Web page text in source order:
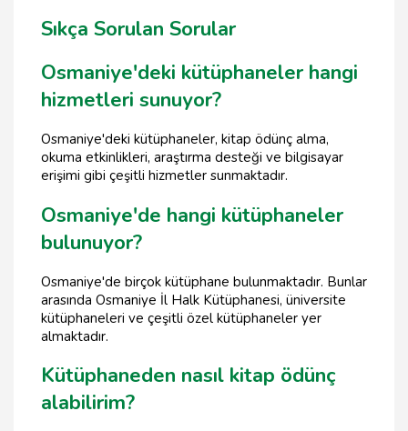
Sıkça Sorulan Sorular
Osmaniye'deki kütüphaneler hangi
hizmetleri sunuyor?
Osmaniye'deki kütüphaneler, kitap ödünç alma,
okuma etkinlikleri, araştırma desteği ve bilgisayar
erişimi gibi çeşitli hizmetler sunmaktadır.
Osmaniye'de hangi kütüphaneler
bulunuyor?
Osmaniye'de birçok kütüphane bulunmaktadır. Bunlar
arasında Osmaniye İl Halk Kütüphanesi, üniversite
kütüphaneleri ve çeşitli özel kütüphaneler yer
almaktadır.
Kütüphaneden nasıl kitap ödünç
alabilirim?